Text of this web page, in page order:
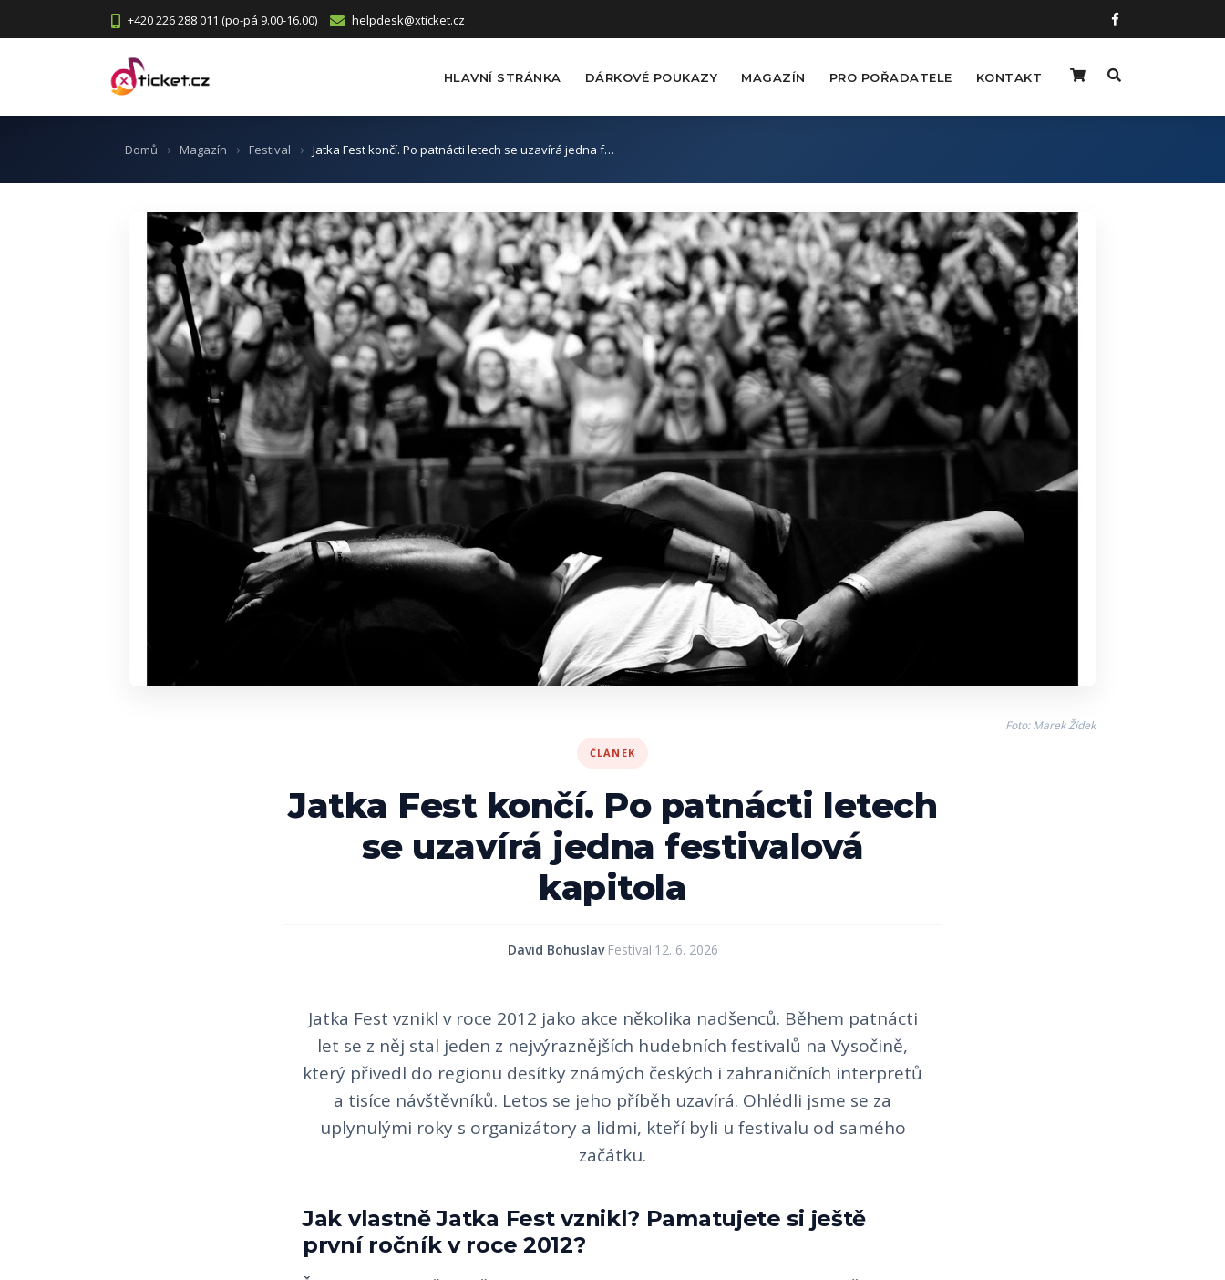
+420 226 288 011 (po-pá 9.00-16.00) helpdesk@xticket.cz
HLAVNÍ STRÁNKA DÁRKOVÉ POUKAZY MAGAZÍN PRO POŘADATELE KONTAKT
Domů Magazín Festival Jatka Fest končí. Po patnácti letech se uzavírá jedna f…
Foto: Marek Žídek
ČLÁNEK
Jatka Fest končí. Po patnácti letech
se uzavírá jedna festivalová
kapitola
David Bohuslav· Festival 12. 6. 2026
Jatka Fest vznikl v roce 2012 jako akce několika nadšenců. Během patnácti
let se z něj stal jeden z nejvýraznějších hudebních festivalů na Vysočině,
který přivedl do regionu desítky známých českých i zahraničních interpretů
a tisíce návštěvníků. Letos se jeho příběh uzavírá. Ohlédli jsme se za
uplynulými roky s organizátory a lidmi, kteří byli u festivalu od samého
začátku.
Jak vlastně Jatka Fest vznikl? Pamatujete si ještě
první ročník v roce 2012?